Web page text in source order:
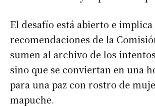
El desafío está abierto e implica
recomendaciones de la
sumen al archivo de los
sino que se conviertan en una
para una paz con rostro de
mapuche.